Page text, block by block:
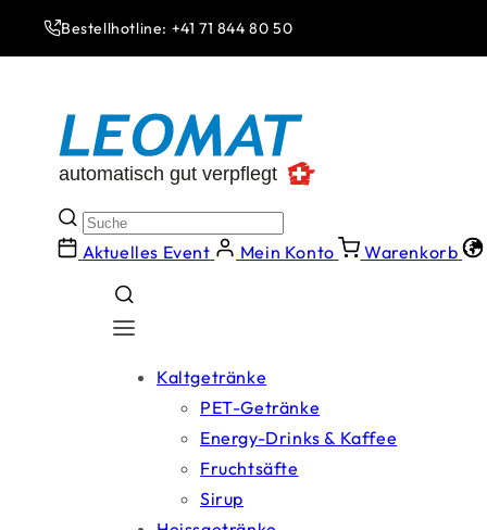
zum
Inhalt
Bestellhotline: +41 71 844 80 50
Aktuelles Event Mein Konto Warenkorb
Kaltgetränke
PET-Getränke
Energy-Drinks & Kaffee
Fruchtsäfte
Sirup